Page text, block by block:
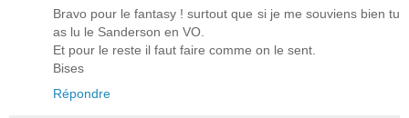
Bravo pour le fantasy ! surtout que si je me souviens bien tu
as lu le Sanderson en VO.
Et pour le reste il faut faire comme on le sent.
Bises
Répondre